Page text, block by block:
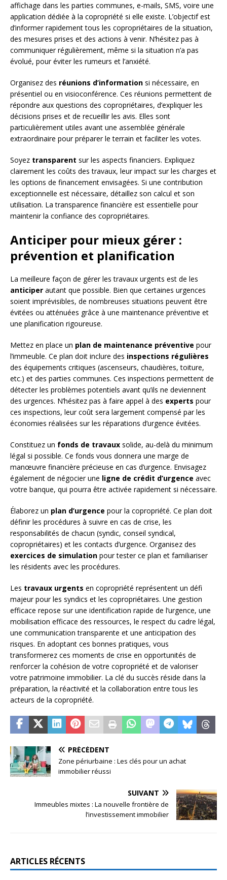
affichage dans les parties communes, e-mails, SMS, voire une
application dédiée à la copropriété si elle existe. L’objectif est
d’informer rapidement tous les copropriétaires de la situation,
des mesures prises et des actions à venir. N’hésitez pas à
communiquer régulièrement, même si la situation n’a pas
évolué, pour éviter les rumeurs et l’anxiété.
Organisez des réunions d’information si nécessaire, en
présentiel ou en visioconférence. Ces réunions permettent de
répondre aux questions des copropriétaires, d’expliquer les
décisions prises et de recueillir les avis. Elles sont
particulièrement utiles avant une assemblée générale
extraordinaire pour préparer le terrain et faciliter les votes.
Soyez transparent sur les aspects financiers. Expliquez
clairement les coûts des travaux, leur impact sur les charges et
les options de financement envisagées. Si une contribution
exceptionnelle est nécessaire, détaillez son calcul et son
utilisation. La transparence financière est essentielle pour
maintenir la confiance des copropriétaires.
Anticiper pour mieux gérer :
prévention et planification
La meilleure façon de gérer les travaux urgents est de les
anticiper autant que possible. Bien que certaines urgences
soient imprévisibles, de nombreuses situations peuvent être
évitées ou atténuées grâce à une maintenance préventive et
une planification rigoureuse.
Mettez en place un plan de maintenance préventive pour
l’immeuble. Ce plan doit inclure des inspections régulières
des équipements critiques (ascenseurs, chaudières, toiture,
etc.) et des parties communes. Ces inspections permettent de
détecter les problèmes potentiels avant qu’ils ne deviennent
des urgences. N’hésitez pas à faire appel à des experts pour
ces inspections, leur coût sera largement compensé par les
économies réalisées sur les réparations d’urgence évitées.
Constituez un fonds de travaux solide, au-delà du minimum
légal si possible. Ce fonds vous donnera une marge de
manœuvre financière précieuse en cas d’urgence. Envisagez
également de négocier une ligne de crédit d’urgence avec
votre banque, qui pourra être activée rapidement si nécessaire.
Élaborez un plan d’urgence pour la copropriété. Ce plan doit
définir les procédures à suivre en cas de crise, les
responsabilités de chacun (syndic, conseil syndical,
copropriétaires) et les contacts d’urgence. Organisez des
exercices de simulation pour tester ce plan et familiariser
les résidents avec les procédures.
Les travaux urgents en copropriété représentent un défi
majeur pour les syndics et les copropriétaires. Une gestion
efficace repose sur une identification rapide de l’urgence, une
mobilisation efficace des ressources, le respect du cadre légal,
une communication transparente et une anticipation des
risques. En adoptant ces bonnes pratiques, vous
transformerez ces moments de crise en opportunités de
renforcer la cohésion de votre copropriété et de valoriser
votre patrimoine immobilier. La clé du succès réside dans la
préparation, la réactivité et la collaboration entre tous les
acteurs de la copropriété.
PRÉCÉDENT
Zone périurbaine : Les clés pour un achat
immobilier réussi
SUIVANT
Immeubles mixtes : La nouvelle frontière de
l’investissement immobilier
ARTICLES RÉCENTS